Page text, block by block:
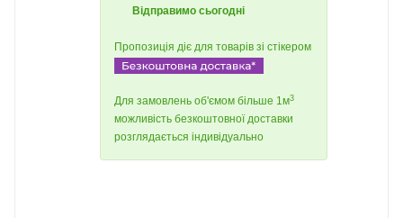
Відправимо сьогодні
Пропозиція діє для товарів зі стікером
Для замовлень об'ємом більше 1м3
можливість безкоштовної доставки
розглядається індивідуально